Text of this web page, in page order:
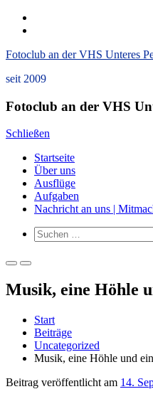
Zum
Inhalt
Impressum
Fotoclub an der VHS Unteres
seit 2009
Fotoclub an der VHS
Schließen
Startseite
Über uns
Ausflüge
Aufgaben
Nachricht an uns |
Such-
Formular
Suchen
nach:
Primäres
für
Primäres
für
Desktop
Musik, eine Höhle
Start
Beiträge
Uncategorized
Musik, eine Höhle und
Beitrag veröffentlicht am 14.